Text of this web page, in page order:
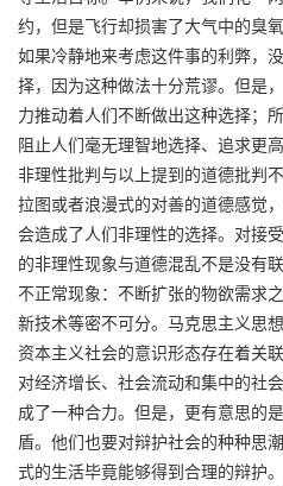
约，但是飞行却损害了大气中的臭
如果冷静地来考虑这件事的利弊，
择，因为这种做法十分荒谬。但是
力推动着人们不断做出这种选择；
阻止人们毫无理智地选择、追求更
非理性批判与以上提到的道德批判
拉图或者浪漫式的对善的道德感觉
会造成了人们非理性的选择。对接
的非理性现象与道德混乱不是没有
不正常现象：不断扩张的物欲需求
新技术等密不可分。马克思主义思
资本主义社会的意识形态存在着关联
对经济增长、社会流动和集中的社
成了一种合力。但是，更有意思的
盾。他们也要对辩护社会的种种
式的生活毕竟能够得到合理的辩护